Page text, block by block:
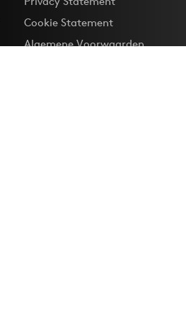
Cookie Statement
Algemene Voorwaarden